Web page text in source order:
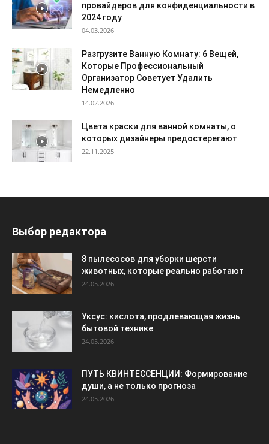
провайдеров для конфиденциальности в
2024 году
04.03.2026
Разгрузите Ванную Комнату: 6 Вещей,
Которые Профессиональный
Организатор Советует Удалить
Немедленно
14.02.2026
Цвета краски для ванной комнаты, о
которых дизайнеры предостерегают
22.11.2025
Выбор редактора
8 пылесосов для уборки шерсти
животных, которые реально работают
24.05.2026
Уксус: кислота, продлевающая жизнь
бытовой технике
24.05.2026
ПУТЬ КВИНТЕССЕНЦИИ: Формирование
души, а не только прогноза
24.05.2026